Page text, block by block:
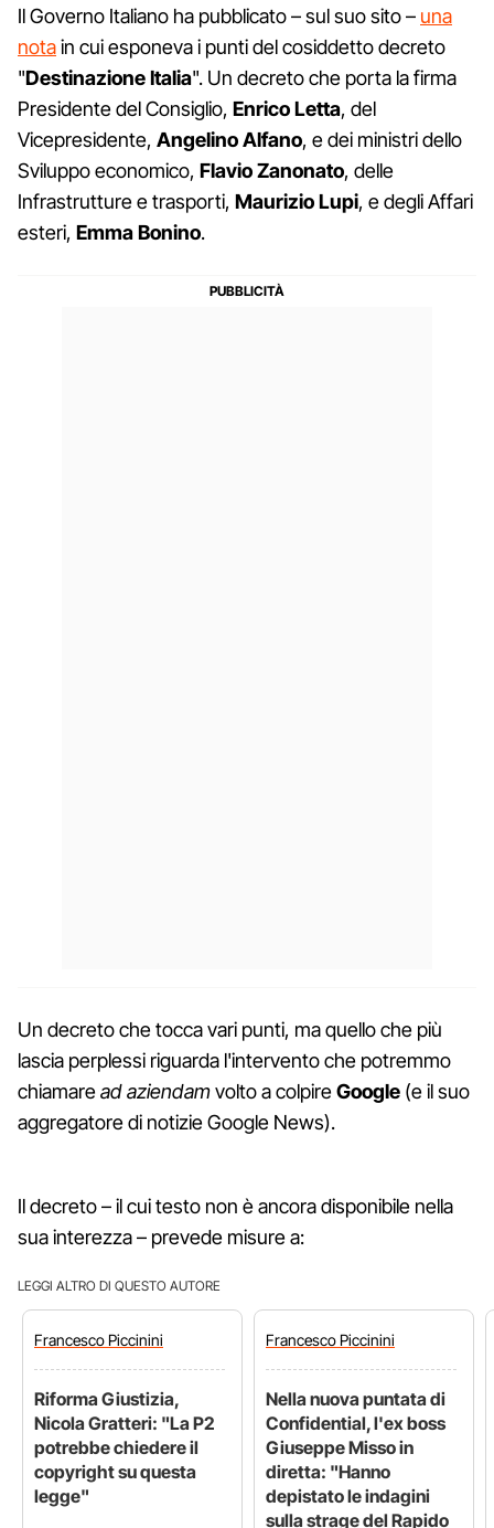
Il Governo Italiano ha pubblicato – sul suo sito – una
notain cui esponeva i punti del cosiddetto decreto
"DestinazioneItalia". Un decreto che porta la firma
Presidente del Consiglio, EnricoLetta, del
Vicepresidente, AngelinoAlfano, e dei ministri dello
Sviluppo economico, FlavioZanonato, delle
Infrastrutture e trasporti, MaurizioLupi, e degli Affari
esteri, EmmaBonino.
Un decreto che tocca vari punti, ma quello che più
lascia perplessi riguarda l'intervento che potremmo
chiamaread aziendamvolto a colpireGoogle(e il suo
aggregatore di notizie Google News).
Il decreto – il cui testo non è ancora disponibile nella
sua interezza – prevede misure a:
LEGGI ALTRO DI QUESTO AUTORE
FrancescoPiccinini
Riforma Giustizia,
Nicola Gratteri: "La P2
potrebbe chiedere il
copyright su questa
legge"
FrancescoPiccinini
Nella nuova puntata di
Confidential, l'ex boss
Giuseppe Misso in
diretta: "Hanno
depistato le indagini
sulla strage del Rapido